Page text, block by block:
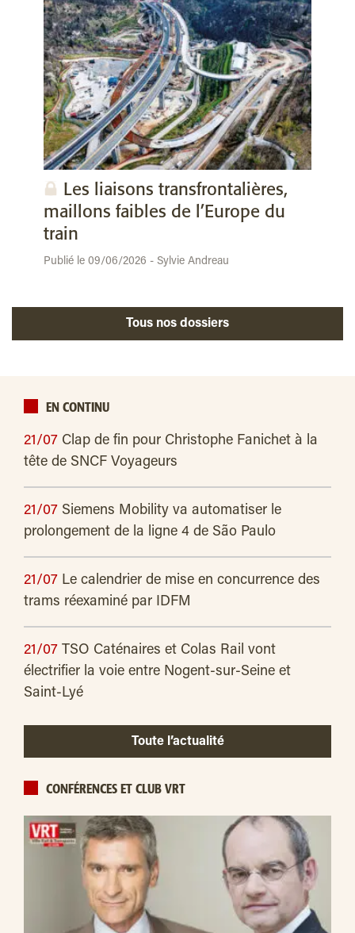
Les liaisons transfrontalières,
maillons faibles de l’Europe du
train
Publié le 09/06/2026 - Sylvie Andreau
Tous nos dossiers
EN CONTINU
21/07 Clap de fin pour Christophe Fanichet à la
tête de SNCF Voyageurs
21/07 Siemens Mobility va automatiser le
prolongement de la ligne 4 de São Paulo
21/07 Le calendrier de mise en concurrence des
trams réexaminé par IDFM
21/07 TSO Caténaires et Colas Rail vont
électrifier la voie entre Nogent-sur-Seine et
Saint-Lyé
Toute l’actualité
CONFÉRENCES ET CLUB VRT